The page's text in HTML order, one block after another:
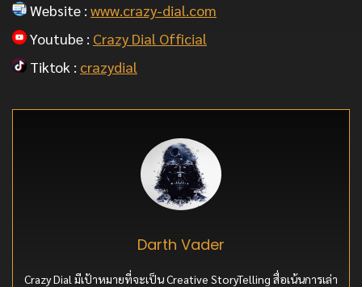
Website : www.crazy-dial.com
Youtube : Crazy Dial Official
Tiktok : crazydial
Darth Vader
Crazy Dial มีเป้าหมายที่จะเป็น Creative StoryTelling สื่อเน้นการเล่า